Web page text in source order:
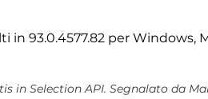
in 93.0.4577.82 per
in Selection API. Segnalato da